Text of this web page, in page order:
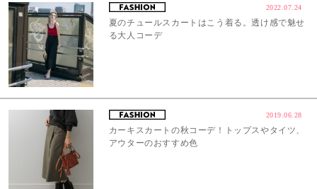
2022.07.24
夏のチュールスカートはこう着る。透け感で魅せ
る大人コーデ
2019.06.28
カーキスカートの秋コーデ！トップスやタイツ、
アウターのおすすめ色